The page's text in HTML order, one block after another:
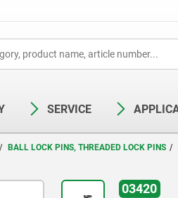
SERVICE
BALL LOCK PINS, THREADED LOCK PINS
03420